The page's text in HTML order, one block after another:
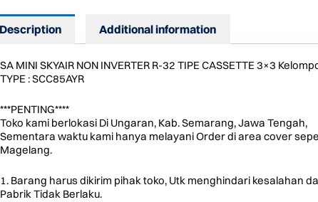
Description Additional information
SA MINI SKYAIR NON INVERTER R-32 TIPE CASSETTE 3×3
TYPE : SCC85AYR
***PENTING****
Toko kami berlokasi Di Ungaran, Kab. Semarang, Jawa Tengah,
Sementara waktu kami hanya melayani Order di area cover
Magelang.
1. Barang harus dikirim pihak toko, Utk menghindari kesalahan
Pabrik Tidak Berlaku.